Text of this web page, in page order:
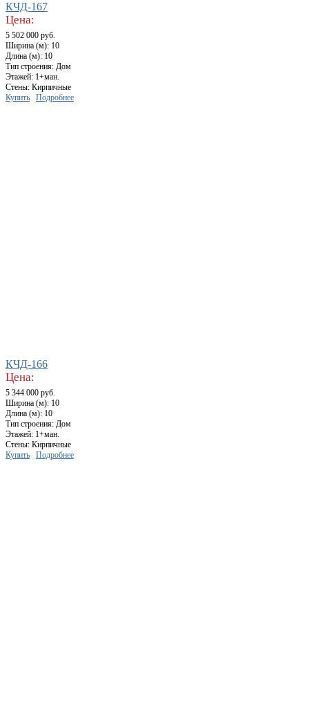
КЧД-167
Цена:
5 502 000 руб.
Ширина (м): 10
Длина (м): 10
Тип строения: Дом
Этажей: 1+ман.
Стены: Кирпичные
Купить
Подробнее
КЧД-166
Цена:
5 344 000 руб.
Ширина (м): 10
Длина (м): 10
Тип строения: Дом
Этажей: 1+ман.
Стены: Кирпичные
Купить
Подробнее